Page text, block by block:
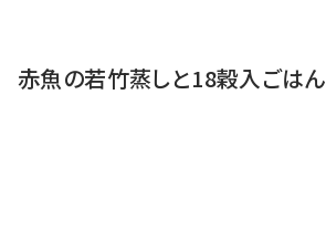
赤魚の若竹蒸しと18穀入ごはん